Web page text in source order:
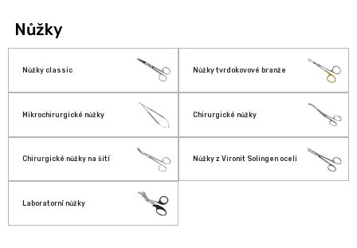
Nůžky
Nůžky classic Nůžky tvrdokovové branže
Mikrochirurgické nůžky Chirurgické nůžky
Chirurgické nůžky na šití Nůžky z Vironit Solingen oceli
Laboratorní nůžky